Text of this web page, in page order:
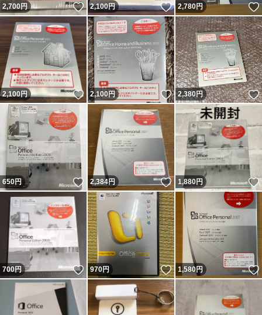
2,700円 いいね！
2,100円 いいね！
2,780円
2,100円 いいね！
2,100円 いいね！
2,380円
650円 いいね！
2,384円 いいね！
1,880円
700円 いいね！
970円 いいね！
1,580円